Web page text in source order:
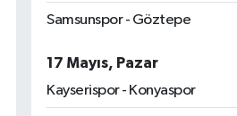
Samsunspor - Göztepe
17 Mayıs, Pazar
Kayserispor - Konyaspor